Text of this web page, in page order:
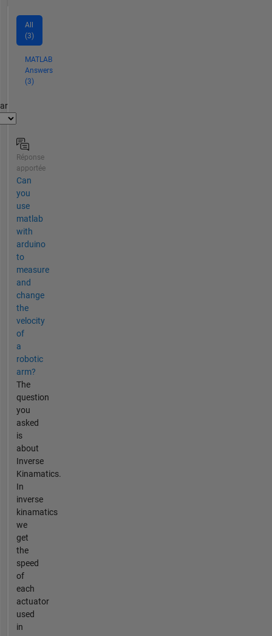
All
(3)
MATLAB
Answers
(3)
Réponse
apportée
Can
you
use
matlab
with
arduino
to
measure
and
change
the
velocity
of
a
robotic
arm?
The
question
you
asked
is
about
Inverse
Kinamatics.
In
inverse
kinamatics
we
get
the
speed
of
each
actuator
used
in